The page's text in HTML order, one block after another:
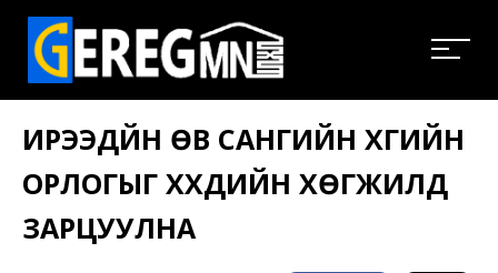
ИРЭЭДҮЙН ӨВ САНГИЙН ХҮҮГИЙН
ОРЛОГЫГ ХҮҮХДИЙН ХӨГЖИЛД
ЗАРЦУУЛНА